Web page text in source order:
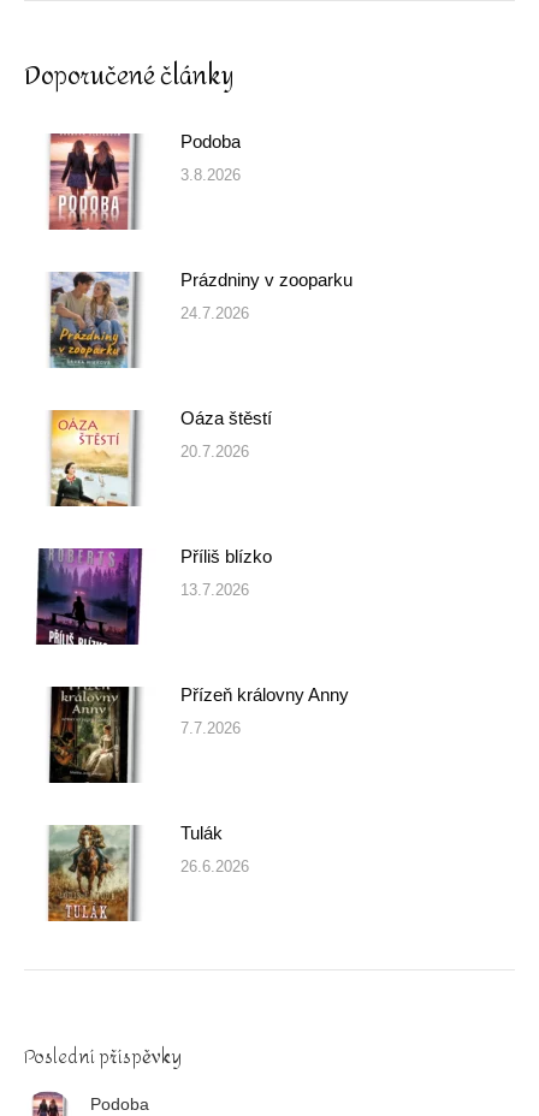
Doporučené články
Podoba
3.8.2026
Prázdniny v zooparku
24.7.2026
Oáza štěstí
20.7.2026
Příliš blízko
13.7.2026
Přízeň královny Anny
7.7.2026
Tulák
26.6.2026
Poslední příspěvky
Podoba